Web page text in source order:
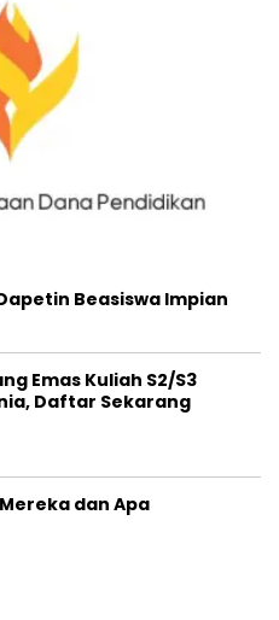
Beasiswa Impian
Emas Kuliah S2/S3
Daftar Sekarang
dan Apa